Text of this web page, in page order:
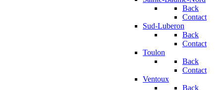
Back
Contact
Sud-Luberon
Back
Contact
Toulon
Back
Contact
Ventoux
Back